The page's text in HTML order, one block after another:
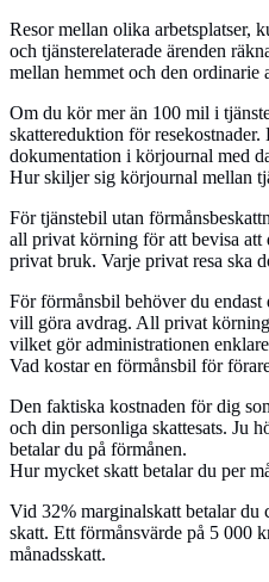
Resor mellan olika arbetsplatser,
och tjänsterelaterade ärenden
mellan hemmet och den ordinarie
Om du kör mer än 100 mil i
skattereduktion för
dokumentation i körjournal med
Hur skiljer sig körjournal mellan
För tjänstebil utan
all privat körning för att bevisa att
privat bruk. Varje privat resa ska
För förmånsbil behöver du endast
vill göra avdrag. All privat
vilket gör administrationen
Vad kostar en förmånsbil för
Den faktiska kostnaden för dig
och din personliga skattesats. Ju
betalar du på förmånen.
Hur mycket skatt betalar du per
Vid 32% marginalskatt betalar du
skatt. Ett förmånsvärde på 5 000
månadsskatt.